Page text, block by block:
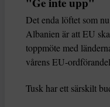
Det enda löftet som
Albanien är att EU
toppmöte med
vårens EU-
Tusk har ett särskilt